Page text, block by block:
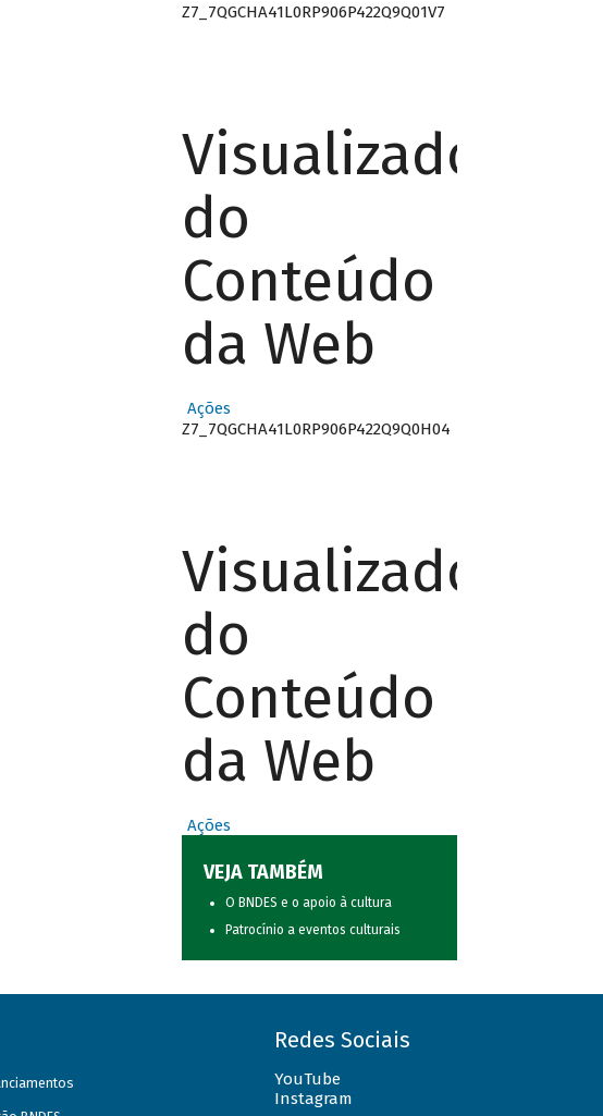
Z7_7QGCHA41L0RP906P422Q9Q01V7
Visualizador
do
Conteúdo
da Web
Ações
Z7_7QGCHA41L0RP906P422Q9Q0H04
Visualizador
do
Conteúdo
da Web
Ações
VEJA TAMBÉM
O BNDES e o apoio à cultura
Patrocínio a eventos culturais
Redes Sociais
YouTube
Instagram